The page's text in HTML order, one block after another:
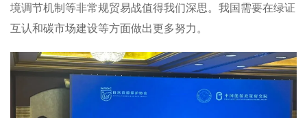
境调节机制等非常规贸易战值得我们深思。我国需要在绿证
互认和碳市场建设等方面做出更多努力。